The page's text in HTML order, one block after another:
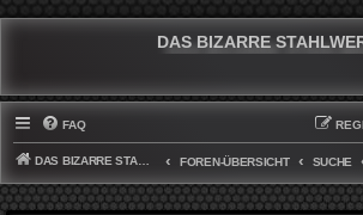
DAS BIZARRE
FAQ
DAS BIZARRE STAHLWERK FOREN-ÜBERSICHT SUCHE